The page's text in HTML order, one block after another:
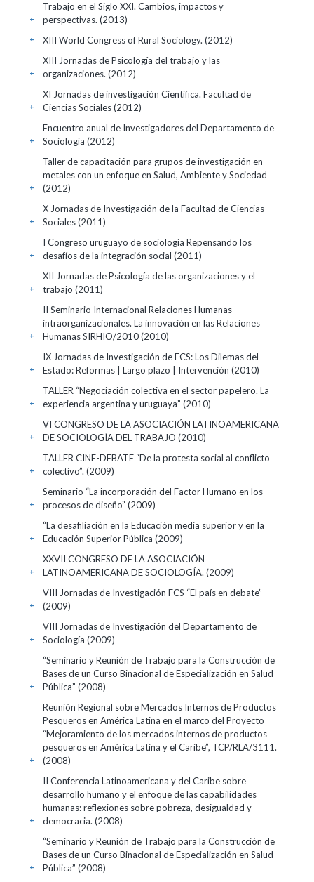
Trabajo en el Siglo XXI. Cambios, impactos y
perspectivas. (2013)
+
XIII World Congress of Rural Sociology. (2012)
+
XIII Jornadas de Psicología del trabajo y las
organizaciones. (2012)
+
XI Jornadas de investigación Científica. Facultad de
Ciencias Sociales(2012)
+
Encuentro anual de Investigadores del Departamento de
Sociología (2012)
+
Taller de capacitación para grupos de investigación en
metales con un enfoque en Salud, Ambiente y Sociedad
(2012)
+
X Jornadas de Investigación de la Facultad de Ciencias
Sociales(2011)
+
I Congreso uruguayo de sociología Repensando los
desafíos de la integración social (2011)
+
XII Jornadas de Psicología de las organizaciones y el
trabajo (2011)
+
II Seminario Internacional Relaciones Humanas
intraorganizacionales. La innovación en las Relaciones
Humanas SIRHIO/2010(2010)
+
IX Jornadas de Investigación de FCS: Los Dilemas del
Estado: Reformas | Largo plazo | Intervención (2010)
+
TALLER “Negociación colectiva en el sector papelero. La
experiencia argentina y uruguaya” (2010)
+
VI CONGRESO DE LA ASOCIACIÓN LATINOAMERICANA
DE SOCIOLOGÍA DEL TRABAJO (2010)
+
TALLER CINE-DEBATE “De la protesta social al conflicto
colectivo”. (2009)
+
Seminario “La incorporación del Factor Humano en los
procesos de diseño” (2009)
+
“La desafiliación en la Educación media superior y en la
Educación Superior Pública (2009)
+
XXVII CONGRESO DE LA ASOCIACIÓN
LATINOAMERICANA DE SOCIOLOGÍA. (2009)
+
VIII Jornadas de Investigación FCS “El país en debate”
(2009)
+
VIII Jornadas de Investigación del Departamento de
Sociología (2009)
+
“Seminario y Reunión de Trabajo para la Construcción de
Bases de un Curso Binacional de Especialización en Salud
Pública” (2008)
+
Reunión Regional sobre Mercados Internos de Productos
Pesqueros en América Latina en el marco del Proyecto
“Mejoramiento de los mercados internos de productos
pesqueros en América Latina y el Caribe”, TCP/RLA/3111.
(2008)
+
II Conferencia Latinoamericana y del Caribe sobre
desarrollo humano y el enfoque de las capabilidades
humanas: reflexiones sobre pobreza, desigualdad y
democracia. (2008)
+
“Seminario y Reunión de Trabajo para la Construcción de
Bases de un Curso Binacional de Especialización en Salud
Pública” (2008)
+